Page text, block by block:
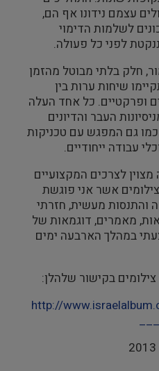
עצמם נידונו אף הם,
לשלמות הדימוי
לפני כל פעולה.
חלק בלתי מבוטל מהזמן
שיחות ערות בין
ופרקטיים. כל אחד העלה
העבר והדיונים
כמו גם המפגש עם טכניקות
עבודה ייחודיים.
לצרכים המקצועיים
אשר אני פוגשת
והתנסות מעשית, חזרתי
מאמרים, דוגמאות של
במהלך הארבעה ימים
בקישור שלהלן:
http://